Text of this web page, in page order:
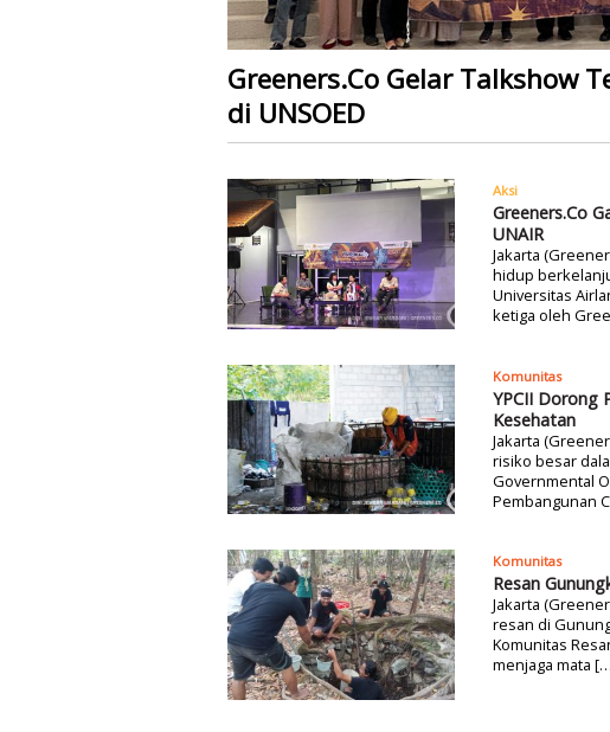
Greeners.Co Gelar Talkshow
di UNSOED
Aksi
Greeners.Co
UNAIR
Jakarta
hidup
Universitas
ketiga oleh
Komunitas
YPCII Dorong
Kesehatan
Jakarta
risiko besar
Governmental
Pembangunan
Komunitas
Resan
Jakarta
resan di
Komunitas
menjaga mata